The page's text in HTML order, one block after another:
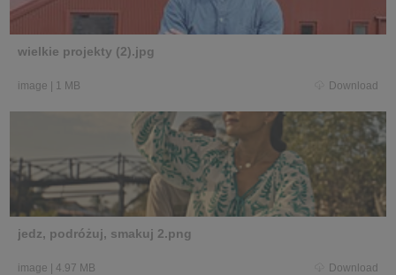
wielkie projekty (2).jpg
image | 1 MB Download
jedz, podróżuj, smakuj 2.png
image | 4.97 MB Download